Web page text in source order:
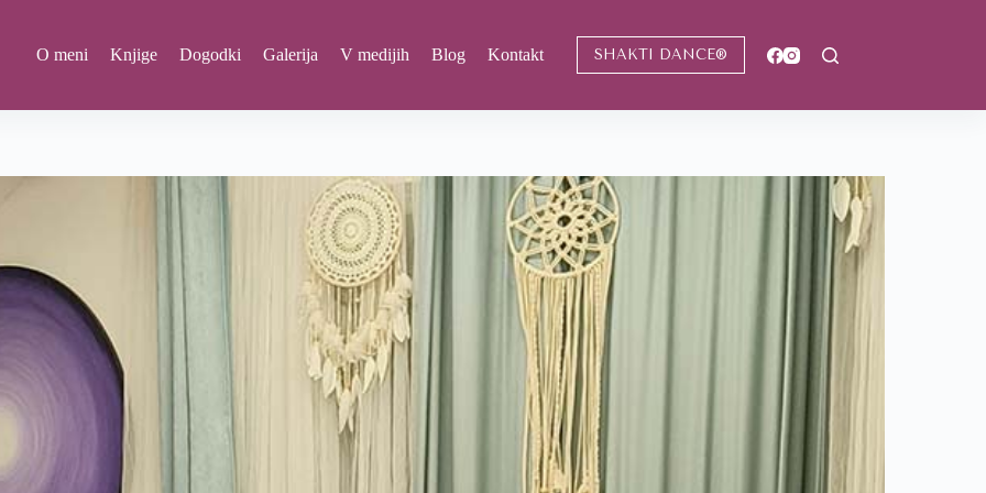
O meni Knjige Dogodki Galerija V medijih Blog Kontakt SHAKTI DANCE®